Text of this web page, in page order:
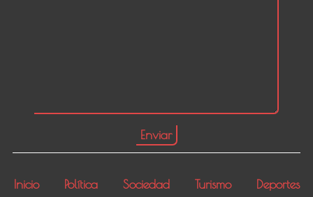
Inicio Política Sociedad Turismo Deportes